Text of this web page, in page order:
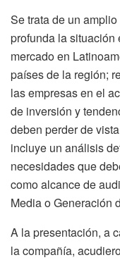
Se trata de un
profunda la
mercado en
países de la región;
las empresas en el
de inversión y
deben perder de
incluye un análisis
necesidades que
como alcance de
Media o Generación
A la presentación, a
la compañía,